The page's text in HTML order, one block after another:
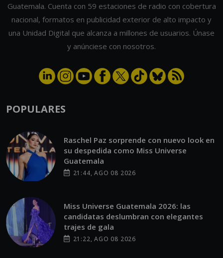
Guatemala. Cuenta con 59 estaciones de radio con cobertura
nacional, formatos en publicidad exterior de alto impacto y
una Unidad Digital que alcanza a millones de usuarios. Únase
y anúnciese con nosotros.
POPULARES
Raschel Paz sorprende con nuevo look en
su despedida como Miss Universe
Guatemala
21:44, AGO 08 2026
Miss Universe Guatemala 2026: las
candidatas deslumbran con elegantes
trajes de gala
21:22, AGO 08 2026